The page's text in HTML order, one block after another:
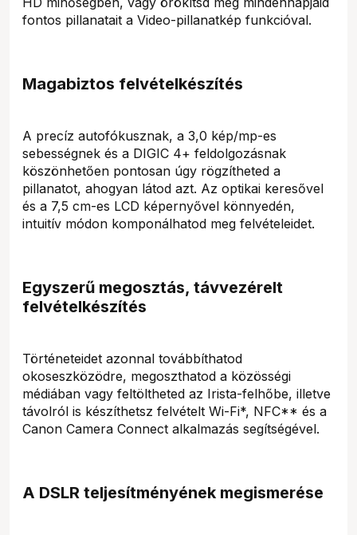
fontos pillanatait a Video-pillanatkép funkcióval.
Magabiztos felvételkészítés
A precíz autofókusznak, a 3,0 kép/mp-es
sebességnek és a DIGIC 4+ feldolgozásnak
köszönhetően pontosan úgy rögzítheted a
pillanatot, ahogyan látod azt. Az optikai keresővel
és a 7,5 cm-es LCD képernyővel könnyedén,
intuitív módon komponálhatod meg felvételeidet.
Egyszerű megosztás, távvezérelt
felvételkészítés
Történeteidet azonnal továbbíthatod
okoseszközödre, megoszthatod a közösségi
médiában vagy feltöltheted az Irista-felhőbe, illetve
távolról is készíthetsz felvételt Wi-Fi*, NFC** és a
Canon Camera Connect alkalmazás segítségével.
A DSLR teljesítményének megismerése